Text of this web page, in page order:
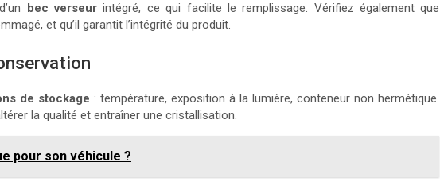
bec verseur intégré, ce qui facilite le remplissage. Vérifiez également que
et qu’il garantit l’intégrité du produit.
de stockage : température, exposition à la lumière, conteneur non hermétique.
la qualité et entraîner une cristallisation.
pour son véhicule ?